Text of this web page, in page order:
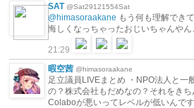
SAT @Sat29121554Sat
@himasoraakane もう何も理解でき
悔しくなっちゃったおじいちゃんやん
21:29
暇空茜 @himasoraakane
足立議員LIVEまとめ ・NPO法人と一
の？株式会社もだめなの？それをき
Colaboが悪いってレベルが低いんで